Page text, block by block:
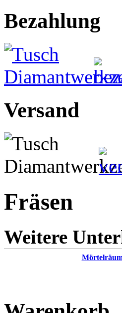
Bezahlung
Versand
Fräsen
Weitere